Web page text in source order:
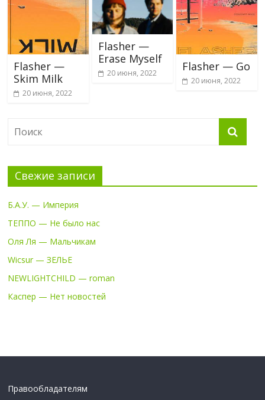
Flasher —
Skim Milk
20 июня, 2022
Flasher —
Erase Myself
20 июня, 2022 Flasher — Go
20 июня, 2022
Свежие записи
Б.А.У. — Империя
ТЕППО — Не было нас
Оля Ля — Мальчикам
Wicsur — ЗЕЛЬЕ
NEWLIGHTCHILD — roman
Каспер — Нет новостей
Правообладателям